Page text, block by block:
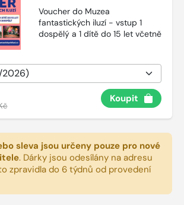
Voucher do Muzea
fantastických iluzí - vstup 1
dospělý a 1 dítě do 15 let včetně
Koupit
sleva jsou určeny pouze pro nové
. Dárky jsou odesílány na adresu
zpravidla do 6 týdnů od provedení